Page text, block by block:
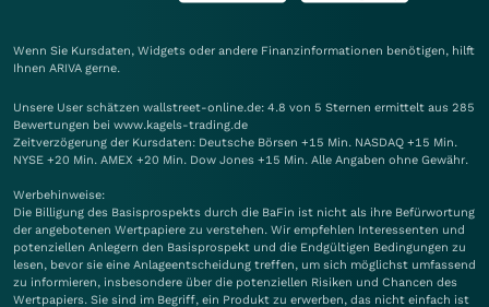
Wenn Sie Kursdaten, Widgets oder andere Finanzinformationen benötigen, hilft
Ihnen ARIVA gerne.
Unsere User schätzen wallstreet-online.de: 4.8 von 5 Sternen ermittelt aus 285
Bewertungen bei www.kagels-trading.de
Zeitverzögerung der Kursdaten: Deutsche Börsen +15 Min. NASDAQ +15 Min.
NYSE +20 Min. AMEX +20 Min. Dow Jones +15 Min. Alle Angaben ohne Gewähr.
Werbehinweise:
Die Billigung des Basisprospekts durch die BaFin ist nicht als ihre Befürwortung
der angebotenen Wertpapiere zu verstehen. Wir empfehlen Interessenten und
potenziellen Anlegern den Basisprospekt und die Endgültigen Bedingungen zu
lesen, bevor sie eine Anlageentscheidung treffen, um sich möglichst umfassend
zu informieren, insbesondere über die potenziellen Risiken und Chancen des
Wertpapiers. Sie sind im Begriff, ein Produkt zu erwerben, das nicht einfach ist